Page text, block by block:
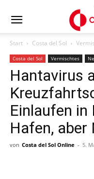
Start Costa del Sol
Costa del Sol Vermischtes
Hantavirus
Einlaufen in
Hafen,
von Costa del Sol Online - 5.